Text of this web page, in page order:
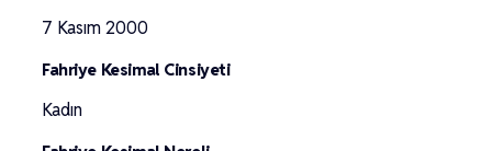
7 Kasım 2000
Fahriye Kesimal Cinsiyeti
Kadın